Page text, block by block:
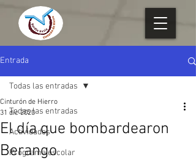
Entrada
Todas las entradas
Actividades
Programa escolar
Todas las entradas
El día que bombardearon
Berango
Cinturón de Hierro
31 dic 2020